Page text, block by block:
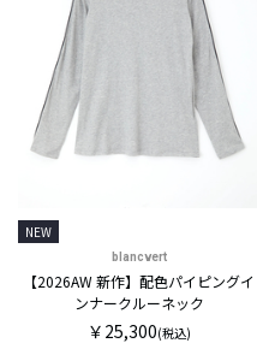
NEW
blancvert
【2026AW 新作】配色パイピングイ
ンナークルーネック
￥25,300(税込)